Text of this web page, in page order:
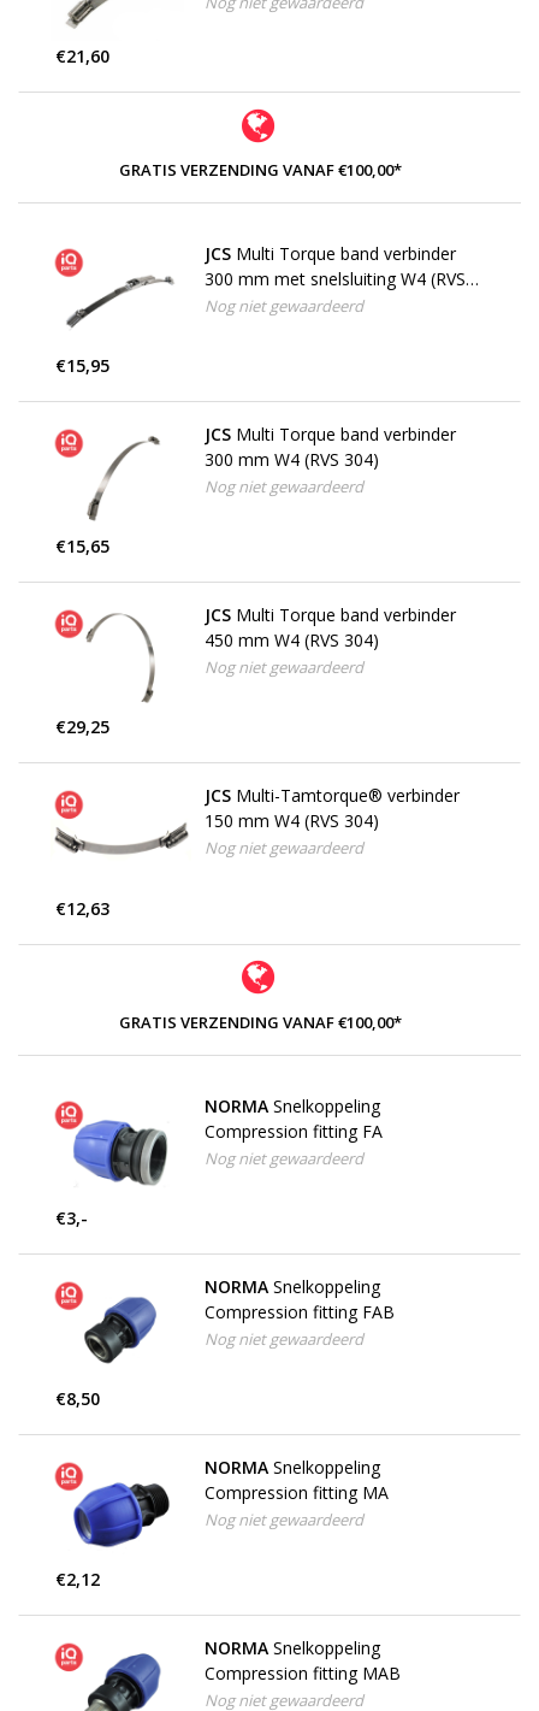
€21,60
GRATIS VERZENDING VANAF €100,00*
JCS Multi Torque band verbinder
300 mm met snelsluiting W4 (RVS
304)
Nog niet gewaardeerd
€15,95
JCS Multi Torque band verbinder
300 mm W4 (RVS 304)
Nog niet gewaardeerd
€15,65
JCS Multi Torque band verbinder
450 mm W4 (RVS 304)
Nog niet gewaardeerd
€29,25
JCS Multi-Tamtorque® verbinder
150 mm W4 (RVS 304)
Nog niet gewaardeerd
€12,63
GRATIS VERZENDING VANAF €100,00*
NORMA Snelkoppeling
Compression fitting FA
Nog niet gewaardeerd
€3,-
NORMA Snelkoppeling
Compression fitting FAB
Nog niet gewaardeerd
€8,50
NORMA Snelkoppeling
Compression fitting MA
Nog niet gewaardeerd
€2,12
NORMA Snelkoppeling
Compression fitting MAB
Nog niet gewaardeerd